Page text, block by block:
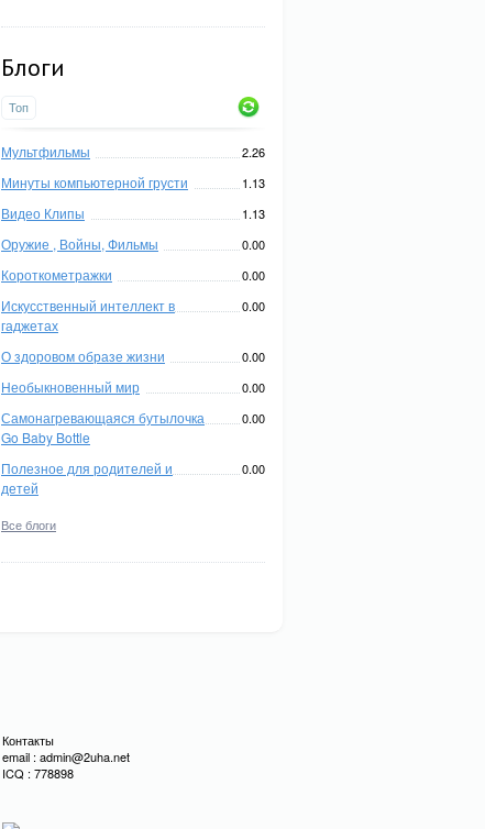
Блоги
Топ
Мультфильмы 2.26
Минуты компьютерной грусти 1.13
Видео Клипы 1.13
Оружие , Войны, Фильмы 0.00
Короткометражки 0.00
Искусственный интеллект в
гаджетах
0.00
О здоровом образе жизни 0.00
Необыкновенный мир 0.00
Самонагревающаяся бутылочка
Go Baby Bottle
0.00
Полезное для родителей и
детей
0.00
Все блоги
Контакты
email : admin@2uha.net
ICQ : 778898